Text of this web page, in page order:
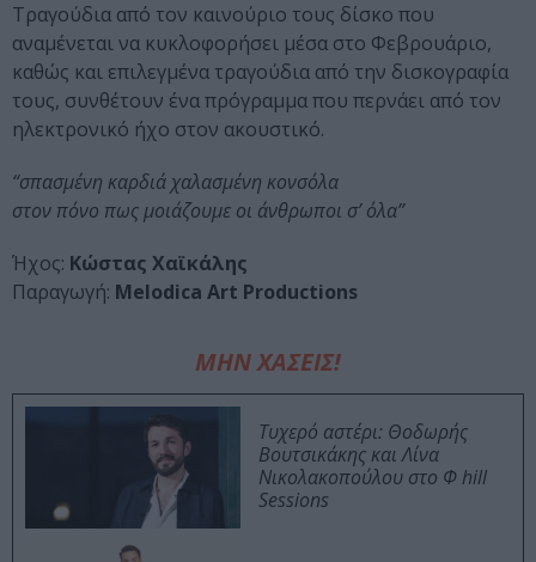
Τραγούδια από τον καινούριο τους δίσκο που
αναμένεται να κυκλοφορήσει μέσα στο Φεβρουάριο,
καθώς και επιλεγμένα τραγούδια από την δισκογραφία
τους, συνθέτουν ένα πρόγραμμα που περνάει από τον
ηλεκτρονικό ήχο στον ακουστικό.
“σπασμένη καρδιά χαλασμένη κονσόλα
στον πόνο πως μοιάζουμε οι άνθρωποι σ’ όλα”
Ήχος: Κώστας Χαϊκάλης
Παραγωγή: Melodica Art Productions
ΜΗΝ ΧΑΣΕΙΣ!
Τυχερό αστέρι: Θοδωρής
Βουτσικάκης και Λίνα
Νικολακοπούλου στο Φ hill
Sessions